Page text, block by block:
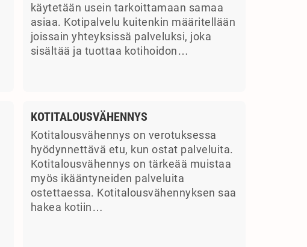
käytetään usein tarkoittamaan samaa
asiaa. Kotipalvelu kuitenkin määritellään
joissain yhteyksissä palveluksi, joka
sisältää ja tuottaa kotihoidon…
KOTITALOUSVÄHENNYS
Kotitalousvähennys on verotuksessa
hyödynnettävä etu, kun ostat palveluita.
Kotitalousvähennys on tärkeää muistaa
myös ikääntyneiden palveluita
ostettaessa. Kotitalousvähennyksen saa
hakea kotiin…